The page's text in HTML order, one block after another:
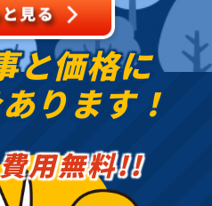
と価格に
ります！
用無料!!